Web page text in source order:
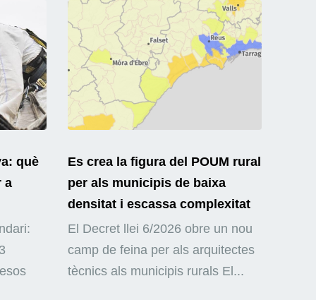
què
a
Es crea la figura del POUM rural
per als municipis de baixa
densitat i escassa complexitat
El Decret llei 6/2026 obre un nou
camp de feina per als arquitectes
tècnics als municipis rurals El...